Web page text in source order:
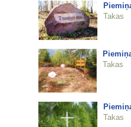
Takas
Takas
Takas